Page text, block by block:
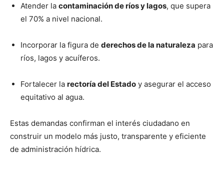
Atender la contaminación de ríos y lagos, que supera
el 70% a nivel nacional.
Incorporar la figura de derechos de la naturaleza para
ríos, lagos y acuíferos.
Fortalecer la rectoría del Estado y asegurar el acceso
equitativo al agua.
Estas demandas confirman el interés ciudadano en
construir un modelo más justo, transparente y eficiente
de administración hídrica.